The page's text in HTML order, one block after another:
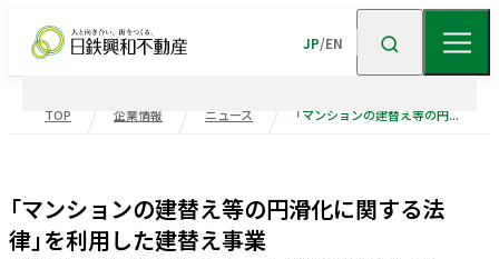
企業情報
企業情報TOP トップメッセージ
ニュース
JP/EN
TOP 企業情報 ニュース
「マンションの建替え等の円滑化に関する法
律」を利用した建替え事業